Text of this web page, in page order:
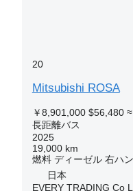
20
Mitsubishi ROSA
￥8,901,000 $56,480
長距離バス
2025
19,000 km
燃料 ディーゼル 右ハ
日本
EVERY TRADING Co